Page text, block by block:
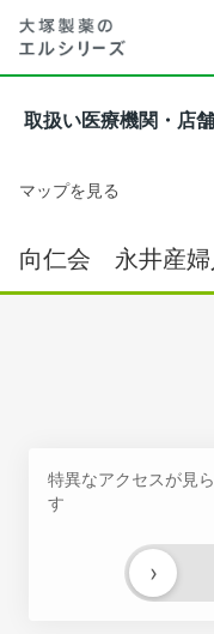
取扱い医療機関・店舗
マップを見る
向仁会 永井産婦
特異なアクセスが見
す
›